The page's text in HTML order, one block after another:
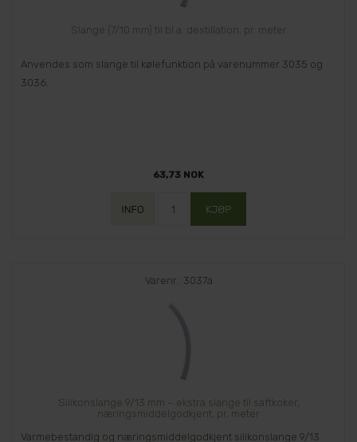
Slange (7/10 mm) til bl.a. destillation, pr. meter
Anvendes som slange til kølefunktion på varenummer 3035 og
3036.
63,73 NOK
Varenr.: 3037a
Silikonslange 9/13 mm – ekstra slange til saftkoker,
næringsmiddelgodkjent, pr. meter
Varmebestandig og næringsmiddelgodkjent silikonslange 9/13